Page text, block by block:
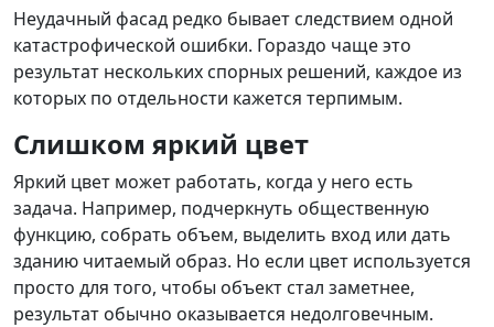
Неудачный фасад редко бывает следствием одной
катастрофической ошибки. Гораздо чаще это
результат нескольких спорных решений, каждое из
которых по отдельности кажется терпимым.
Слишком яркий цвет
Яркий цвет может работать, когда у него есть
задача. Например, подчеркнуть общественную
функцию, собрать объем, выделить вход или дать
зданию читаемый образ. Но если цвет используется
просто для того, чтобы объект стал заметнее,
результат обычно оказывается недолговечным.